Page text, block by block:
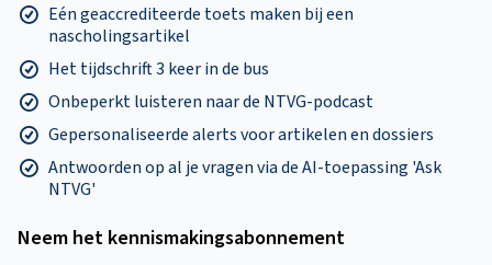
Eén geaccrediteerde toets maken bij een
nascholingsartikel
Het tijdschrift 3 keer in de bus
Onbeperkt luisteren naar de NTVG-podcast
Gepersonaliseerde alerts voor artikelen en dossiers
Antwoorden op al je vragen via de AI-toepassing 'Ask
NTVG'
Neem het kennismakings­abonnement